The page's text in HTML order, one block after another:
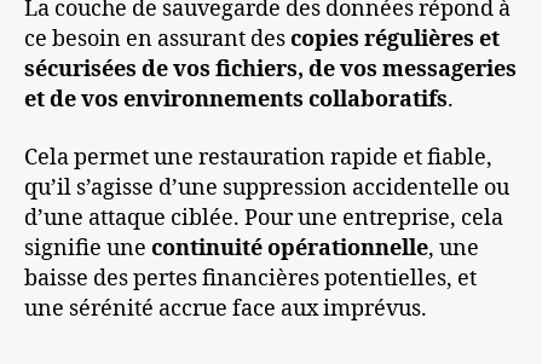
La couche de sauvegarde des données répond à
ce besoin en assurant descopies régulières et
sécurisées de vos fichiers, de vos messageries
et de vos environnements collaboratifs.
Cela permet une restauration rapide et fiable,
qu’il s’agisse d’une suppression accidentelle ou
d’une attaque ciblée. Pour une entreprise, cela
signifie une continuité opérationnelle, une
baisse des pertes financières potentielles, et
une sérénité accrue face aux imprévus.